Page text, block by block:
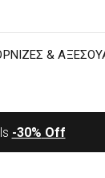
&
-30% Off